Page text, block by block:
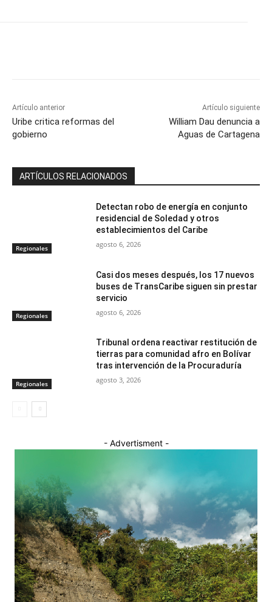
Artículo anterior
Uribe critica reformas del
gobierno
Artículo siguiente
William Dau denuncia a
Aguas de Cartagena
ARTÍCULOS RELACIONADOS
Regionales
Detectan robo de energía en conjunto
residencial de Soledad y otros
establecimientos del Caribe
agosto 6, 2026
Regionales
Casi dos meses después, los 17 nuevos
buses de TransCaribe siguen sin prestar
servicio
agosto 6, 2026
Regionales
Tribunal ordena reactivar restitución de
tierras para comunidad afro en Bolívar
tras intervención de la Procuraduría
agosto 3, 2026
- Advertisment -